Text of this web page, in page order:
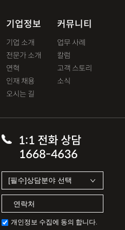
기업정보
기업 소개
전문가 소개
연혁
인재 채용
오시는 길
커뮤니티
업무 사례
칼럼
고객 스토리
소식
1:1 전화 상담
1668-4636
개인정보 수집에 동의 합니다.